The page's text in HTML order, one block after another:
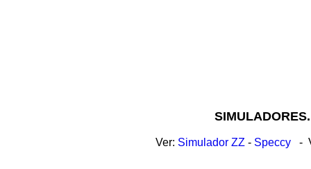
Ver: Simulador ZZ - Speccy -